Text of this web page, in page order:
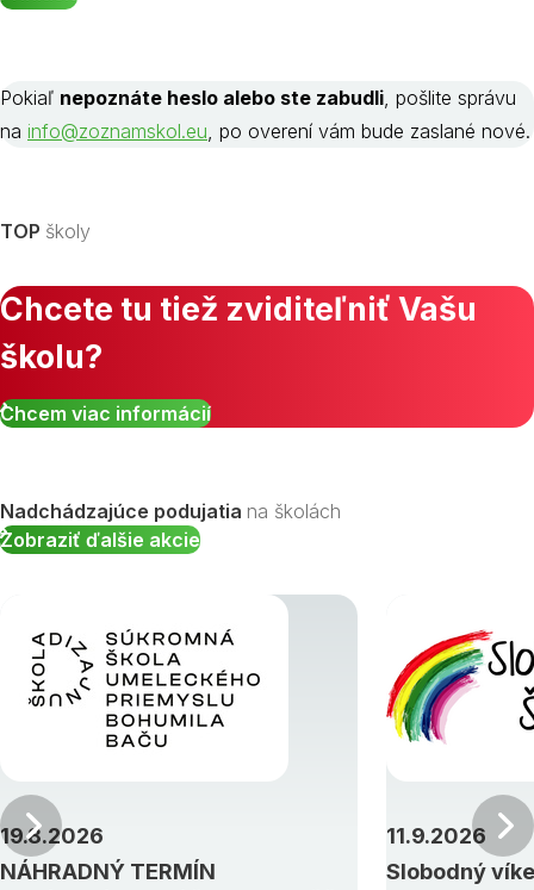
Pokiaľ nepoznáte heslo alebo ste zabudli, pošlite správu
na info@zoznamskol.eu, po overení vám bude zaslané nové.
TOP školy
Chcete tu tiež zviditeľniť Vašu
školu?
Chcem viac informácií
Nadchádzajúce podujatia na školách
Zobraziť ďalšie akcie
NÁHRADNÝ TERMÍN
19.8.2026
Slobodný
11.9.2026
Predchádzajúci